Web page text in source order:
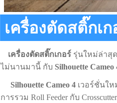
เครื่องตัดสติ๊กเก
เครื่องตัดสติ๊กเกอร์ รุ่นใหม่ล่าสุด
ไม่นานมานี้ กับ Silhouette Cameo
Silhouette Cameo 4 เวอร์ชั่นใ
การรวม Roll Feeder กับ